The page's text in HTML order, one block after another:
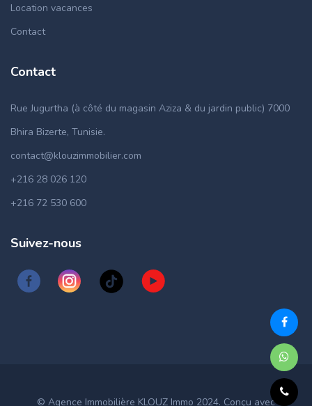
Location vacances
Contact
Contact
Rue Jugurtha (à côté du magasin Aziza & du jardin public) 7000
Bhira Bizerte, Tunisie.
contact@klouzimmobilier.com
+216 28 026 120
+216 72 530 600
Suivez-nous
© Agence Immobilière KLOUZ Immo 2024. Conçu avec